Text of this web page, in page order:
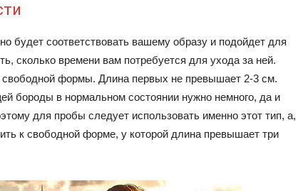
будет соответствовать вашему образу и подойдет для
сколько времени вам потребуется для ухода за ней.
формы. Длина первых не превышает 2-3 см.
бороды в нормальном состоянии нужно немного, да и
для пробы следует использовать именно этот тип, а,
к свободной форме, у которой длина превышает три